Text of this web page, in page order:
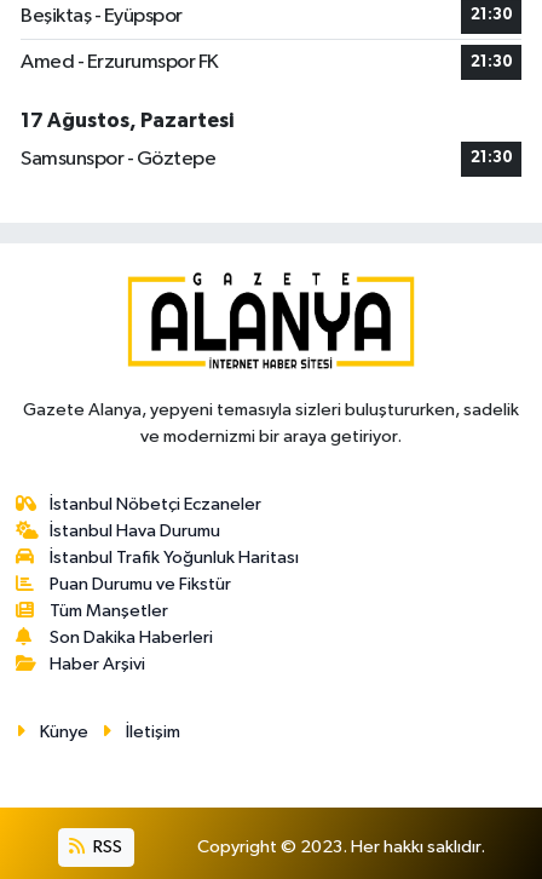
Beşiktaş - Eyüpspor 21:30
Amed - Erzurumspor FK 21:30
17 Ağustos, Pazartesi
Samsunspor - Göztepe
21:30
Gazete Alanya, yepyeni temasıyla sizleri buluştururken, sadelik
ve modernizmi bir araya getiriyor.
İstanbul Nöbetçi Eczaneler
İstanbul Hava Durumu
İstanbul Trafik Yoğunluk Haritası
Puan Durumu ve Fikstür
Tüm Manşetler
Son Dakika Haberleri
Haber Arşivi
Künye İletişim
RSS Copyright © 2023. Her hakkı saklıdır.